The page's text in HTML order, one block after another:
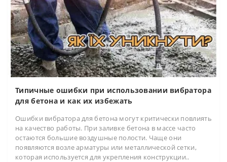
Типичные ошибки при использовании вибратора
для бетона и как их избежать
Ошибки вибратора для бетона могут критически повлиять
на качество работы. При заливке бетона в массе часто
остаются большие воздушные полости. Чаще они
появляются возле арматуры или металлической сетки,
которая используется для укрепления конструкции..